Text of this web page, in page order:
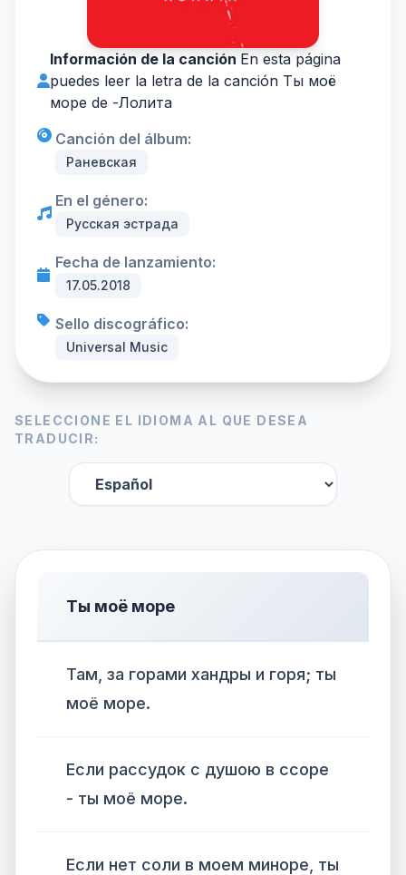
Información de la canción En esta página
puedes leer la letra de la canción Ты моё
море de -Лолита
Canción del álbum:
Раневская
En el género:
Русская эстрада
Fecha de lanzamiento:
17.05.2018
Sello discográfico:
Universal Music
SELECCIONE EL IDIOMA AL QUE DESEA
TRADUCIR:
Ты моё море
Там, за горами хандры и горя; ты
моё море.
Если рассудок с душою в ссоре
- ты моё море.
Если нет соли в моем миноре, ты